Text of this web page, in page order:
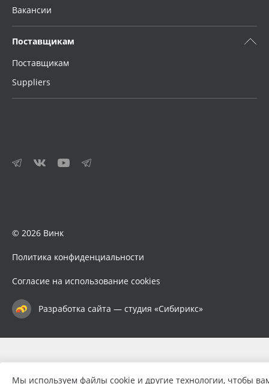
Вакансии
Поставщикам
Поставщикам
Suppliers
© 2026 Винк
Политика конфиденциальности
Согласие на использование cookies
Разработка сайта — студия «Сибирикс»
Мы используем файлы cookie и другие технологии, чтобы